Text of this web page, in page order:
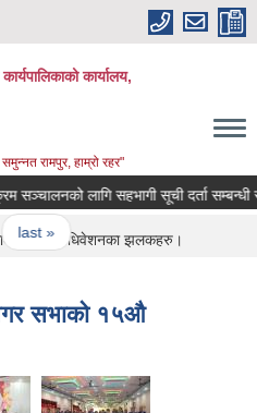
कार्यालय,
रामपुर, हाम्रो रहर"
कार्यक्रम सञ्चालनको लागि सहभागी सूची दर्ता सम्बन्धी
» १५औ अधिवेशनका झलकहरु।
सभाको १५औ